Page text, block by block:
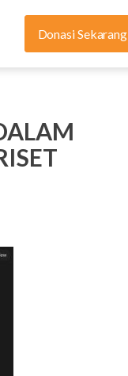
Donasi Sekarang